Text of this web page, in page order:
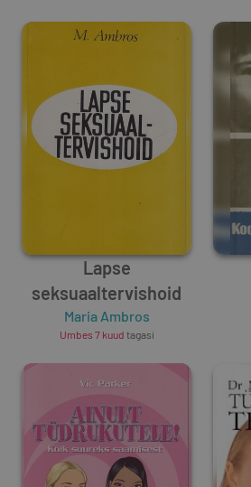
Lapse
seksuaaltervishoid
Maria Ambros
Umbes 7 kuud tagasi